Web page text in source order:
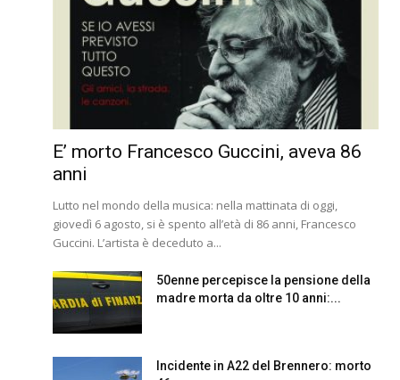
E’ morto Francesco Guccini, aveva 86
anni
Lutto nel mondo della musica: nella mattinata di oggi,
giovedì 6 agosto, si è spento all’età di 86 anni, Francesco
Guccini. L’artista è deceduto a...
50enne percepisce la pensione della
madre morta da oltre 10 anni:...
Incidente in A22 del Brennero: morto